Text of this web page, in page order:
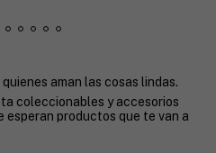
aman las cosas lindas.
coleccionables y accesorios
esperan productos que te van a